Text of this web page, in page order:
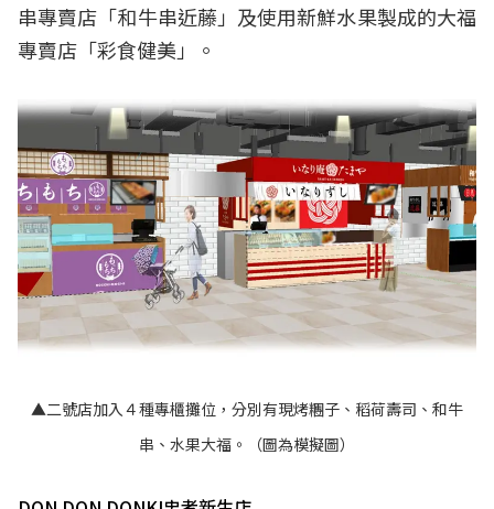
串專賣店「和牛串近藤」及使用新鮮水果製成的大福
專賣店「彩食健美」。
▲二號店加入４種專櫃攤位，分別有現烤糰子、稻荷壽司、和牛
串、水果大福。（圖為模擬圖）